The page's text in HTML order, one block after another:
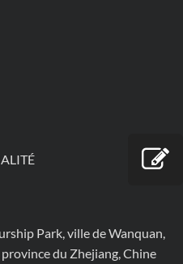
Park, ville de Wanquan,
du Zhejiang, Chine